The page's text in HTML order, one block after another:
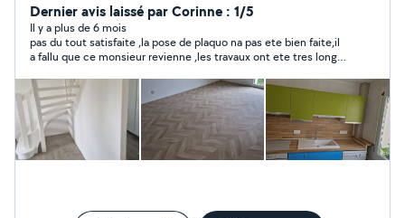
a 100% a partir de septembre . Je suis disponible et
véhicule.
Dernier avis laissé par Corinne : 1/5
Il y a plus de 6 mois
pas du tout satisfaite ,la pose de plaquo na pas ete bien faite,il
a fallu que ce monsieur revienne ,les travaux ont ete tres long a